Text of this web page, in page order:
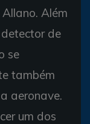
Além
de
se
também
aeronave.
um dos